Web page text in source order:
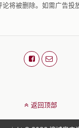
论将被删除。如需广告投
返回顶部